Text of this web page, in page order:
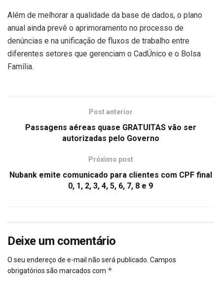
Além de melhorar a qualidade da base de dados, o plano
anual ainda prevê o aprimoramento no processo de
denúncias e na unificação de fluxos de trabalho entre
diferentes setores que gerenciam o CadÚnico e o Bolsa
Família.
Post anterior
Passagens aéreas quase GRATUITAS vão ser
autorizadas pelo Governo
Próximo post
Nubank emite comunicado para clientes com CPF final
0, 1, 2, 3, 4, 5, 6, 7, 8 e 9
Deixe um comentário
O seu endereço de e-mail não será publicado. Campos
obrigatórios são marcados com *